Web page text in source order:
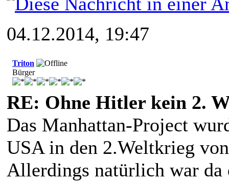
04.12.2014, 19:47
Triton
Bürger
RE: Ohne Hitler kein 2.
Das Manhattan-Project
USA in den 2.Weltkrieg
Allerdings natürlich war